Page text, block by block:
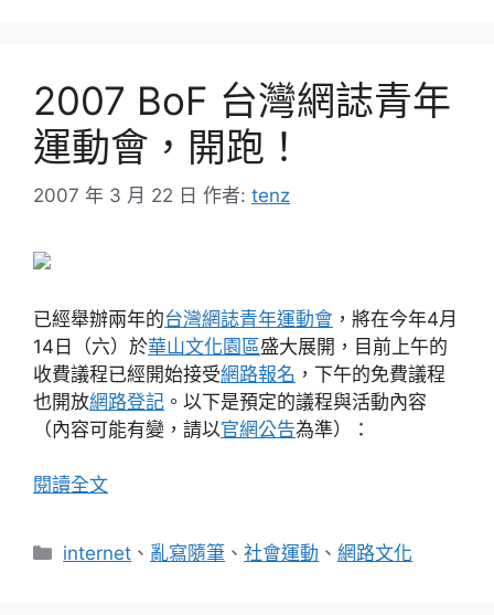
2007 BoF 台灣網誌青年
運動會，開跑！
2007 年 3 月 22 日 作者: tenz
已經舉辦兩年的台灣網誌青年運動會 ，將在今年4月
14日（六）於華山文化園區盛大展開，目前上午的
收費議程已經開始接受網路報名 ，下午的免費議程
也開放網路登記 。以下是預定的議程與活動內容
（內容可能有變，請以官網公告為準）：
閱讀全文
分
internet 、 亂寫隨筆 、社會運動 、網路文化